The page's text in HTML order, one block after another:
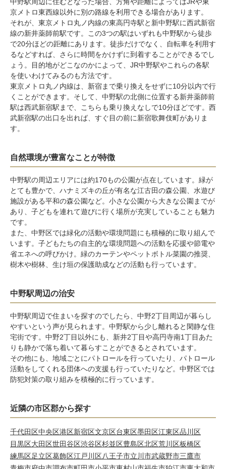
京メトロ東西線以外に別の路線を利用できる場合があります。
それが、 東京メトロ丸ノ内線の東高円寺駅と 新中野駅に西武新宿
線の新井薬師前駅です。この3つの駅はいずれも中野駅から徒歩
で20分ほどの距離にあります。徒歩だけでなく、自転車を利用す
るなどすれば、さらに時間をかけずに到着することができるでし
ょう。目的地がどこなのかによって、JR中野駅やこれらの各駅
を使いわけてみるのも方法です。
東京メトロ丸ノ内線は、新宿まで乗り換えをせずに10分以内で行
くことができます。そして、中野駅の北側に位置する新井薬師前
駅は西武新宿駅 まで、こちらも乗り換えなしで10分ほどです。西
武新宿駅の出口を出れば、すぐ目の前に新宿歌舞伎町がありま
す。
自然環境が豊富なことが特徴
中野駅の周辺エリアには約170もの公園が点在しています。緑が
とても豊かで、ハナミズキの丘が有名な江古田の森公園、水遊び
施設がある平和の森公園など。小さな公園から大きな公園までが
あり、子どもを連れて遊びに行く場所が充実していることも魅力
です。
また、中野区では緑化の活動や環境問題にも積極的に取り組んで
います。子どもたちの自主的な環境問題への活動を応援や節電や
省エネへの呼びかけ。緑のカーテンやペットボトル菜園の推奨、
樹木や樹林、生け垣の保護助成などの活動も行っています。
中野駅周辺の治安
中野駅周辺で住まいを探すのでしたら、中野2丁目周辺が暮らし
やすいという声が見られます。中野駅から少し離れると閑静な住
宅街です。中野2丁目以外にも、新井2丁目や高円寺南1丁目あた
りも静かで落ち着いて暮らすことができるとされています。
その他にも、地域ごとにパトロールを行っていたり、パトロール
活動をしてくれる団体への支援も行っていたりなど。中野区では
防犯対策の取り組みを積極的に行っています。
近隣の市区郡から探す
千代田区中央区港区新宿区文京区台東区墨田区江東区品川区
目黒区大田区世田谷区渋谷区杉並区豊島区北区荒川区板橋区
練馬区足立区葛飾区江戸川区八王子市立川市武蔵野市三鷹市